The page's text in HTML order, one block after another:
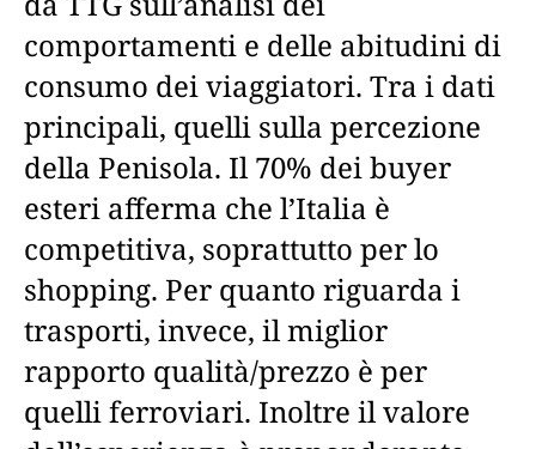
comportamenti e delle abitudini di
consumo dei viaggiatori. Tra i dati
principali, quelli sulla percezione
della Penisola. Il 70% dei buyer
esteri afferma che l’Italia è
competitiva, soprattutto per lo
shopping. Per quanto riguarda i
trasporti, invece, il miglior
rapporto qualità/prezzo è per
quelli ferroviari. Inoltre il valore